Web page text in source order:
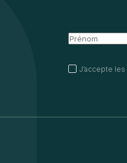
J’accepte les